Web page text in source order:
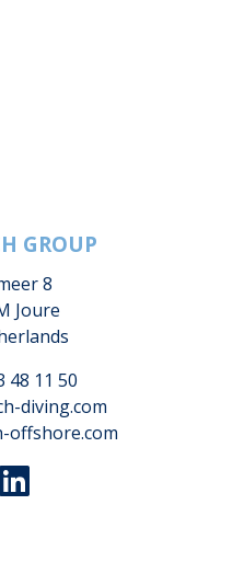
GROUP
8
Joure
48 11 50
diving.com
offshore.com